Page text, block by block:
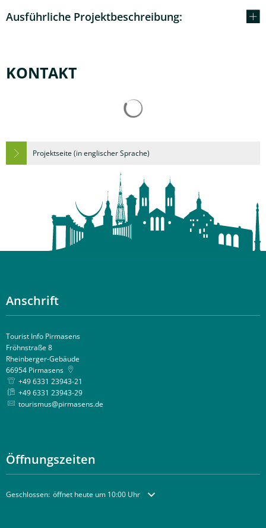
Ausführliche Projektbeschreibung:
KONTAKT
Projektseite (in englischer Sprache)
Anschrift
Tourist Info Pirmasens
Fröhnstraße 8
Rheinberger-Gebäude
66954 Pirmasens
+49 6331 23943-21
+49 6331 23943-29
tourismus@pirmasens.de
Öffnungszeiten
Klicken, um weitere Öffnungs- oder Schließzeiten auszublenden
Geschlossen: öffnet heute um 10:00 Uhr